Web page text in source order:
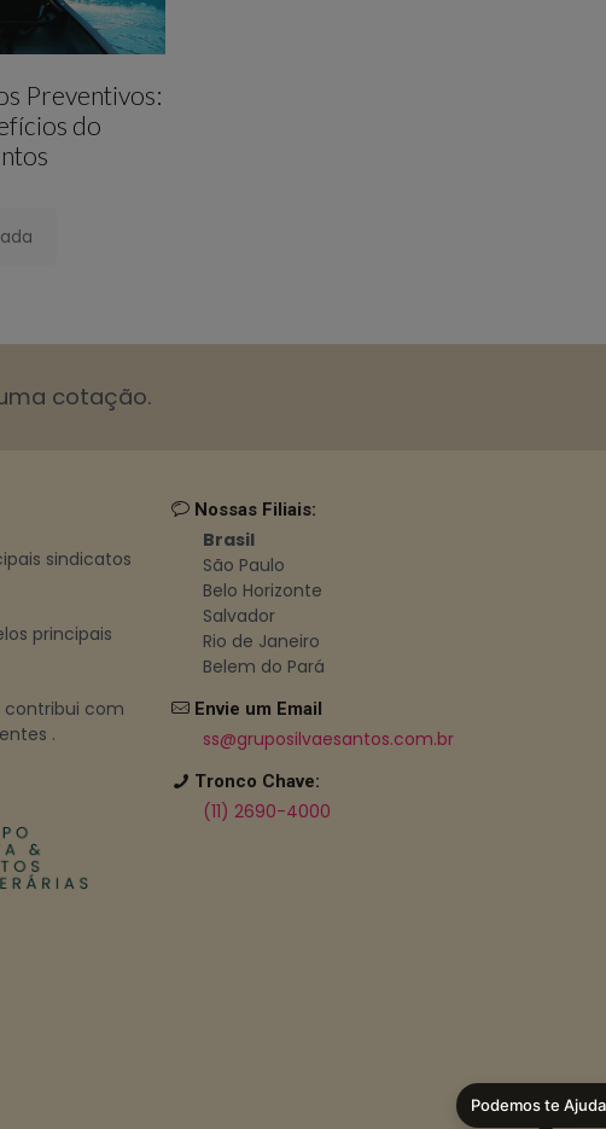
Preventivos:
do
cotação.
sindicatos
principais
contribui com
.
Nossas Filiais:
Brasil
São Paulo
Belo Horizonte
Salvador
Rio de Janeiro
Belem do Pará
Envie um Email
ss@gruposilvaesantos.com.br
Tronco Chave:
(11) 2690-4000
Podemos te